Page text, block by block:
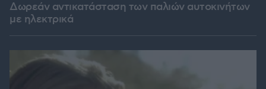
Δωρεάν αντικατάσταση των παλιών αυτοκινήτων
με ηλεκτρικά